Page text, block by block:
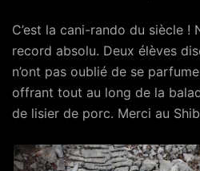
C’est la cani-rando du siècle !
record absolu. Deux élèves
n’ont pas oublié de se
offrant tout au long de la
de lisier de porc. Merci au